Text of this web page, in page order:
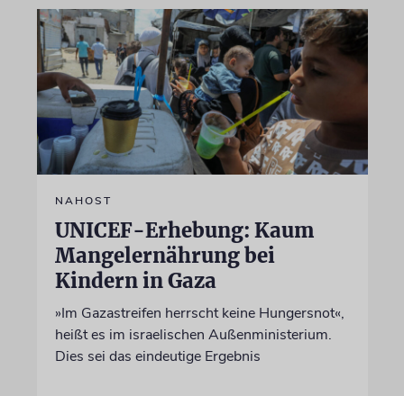
NAHOST
UNICEF-Erhebung: Kaum
Mangelernährung bei
Kindern in Gaza
»Im Gazastreifen herrscht keine Hungersnot«,
heißt es im israelischen Außenministerium.
Dies sei das eindeutige Ergebnis